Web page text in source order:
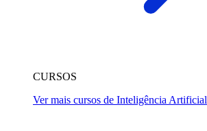
CURSOS
Ver mais cursos de Inteligência Artificial